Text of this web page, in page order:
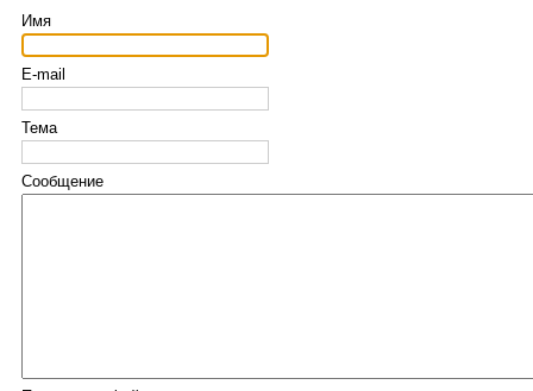
Имя
E-mail
Тема
Сообщение